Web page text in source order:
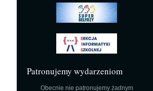
Patronujemy wydarzeniom
Obecnie nie patronujemy żadnym